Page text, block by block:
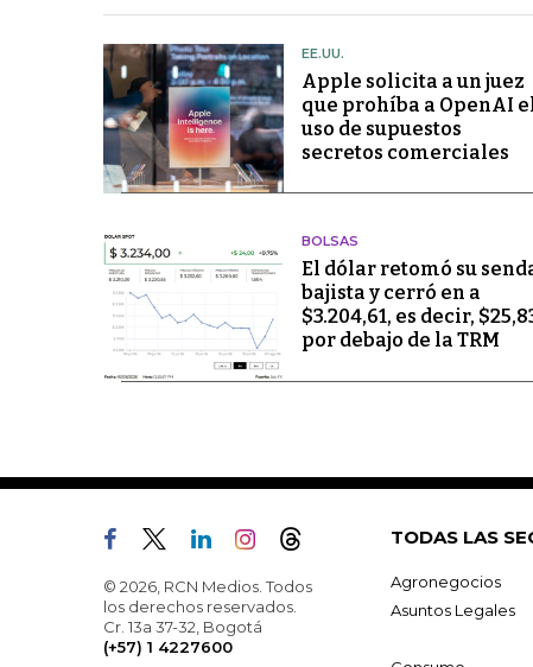
EE.UU.
Apple solicita a un juez
que prohíba a OpenAI
uso de supuestos
secretos comerciales
BOLSAS
El dólar retomó su
bajista y cerró en a
$3.204,61, es decir,
por debajo de la TRM
© 2026, RCN Medios. Todos
los derechos reservados.
Cr. 13a 37-32, Bogotá
(+57) 1 4227600
TODAS LAS
Agronegocios
Asuntos Legales